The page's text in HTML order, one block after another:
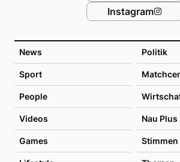
News Politik
Sport
People
Videos Nau Plus
Games Stimmen
Instagram